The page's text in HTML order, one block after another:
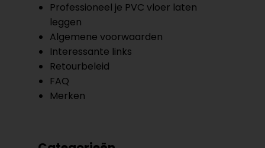
Professioneel je PVC vloer laten
leggen
Algemene voorwaarden
Interessante links
Retourbeleid
FAQ
Merken